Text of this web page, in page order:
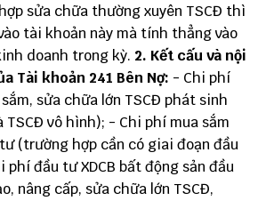
sửa chữa thường xuyên TSCĐ thì
tài khoản này mà tính thẳng vào
doanh trong kỳ. 2. Kết cấu và nội
Tài khoản 241 Bên Nợ: - Chi phí
sửa chữa lớn TSCĐ phát sinh
TSCĐ vô hình); - Chi phí mua sắm
(trường hợp cần có giai đoạn đầu
phí đầu tư XDCB bất động sản đầu
nâng cấp, sửa chữa lớn TSCĐ,